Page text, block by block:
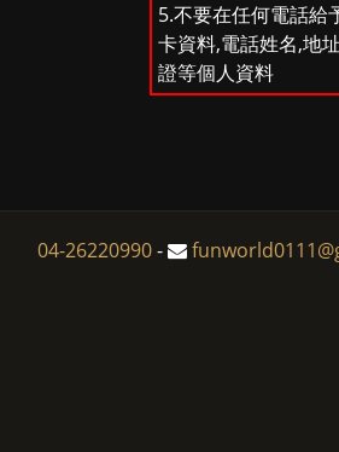
5.不要在任何電話給
卡資料,電話姓名,地
證等個人資料
04-26220990-